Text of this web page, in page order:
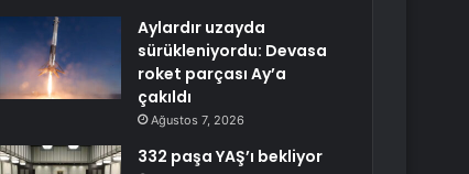
Aylardır uzayda
sürükleniyordu: Devasa
roket parçası Ay’a
çakıldı
Ağustos 7, 2026
332 paşa YAŞ’ı bekliyor